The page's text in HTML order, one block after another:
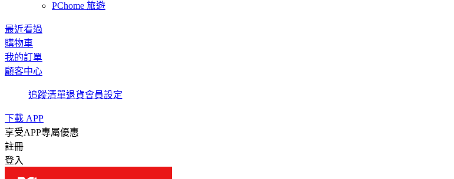
PChome 旅遊
最近看過
購物車
我的訂單
顧客中心
追蹤清單退貨會員設定
下載 APP
享受APP專屬優惠
註冊
登入